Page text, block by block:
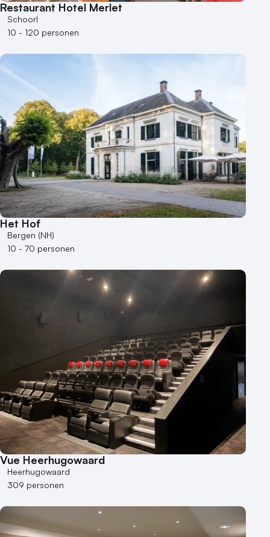
Restaurant Hotel Merlet
Schoorl
10 - 120 personen
Het Hof
Bergen (NH)
10 - 70 personen
Vue Heerhugowaard
Heerhugowaard
309 personen